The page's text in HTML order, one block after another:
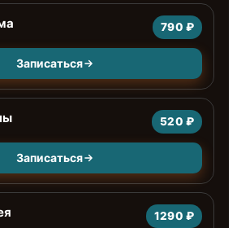
790 ₽
Записаться
520 ₽
Записаться
1290 ₽